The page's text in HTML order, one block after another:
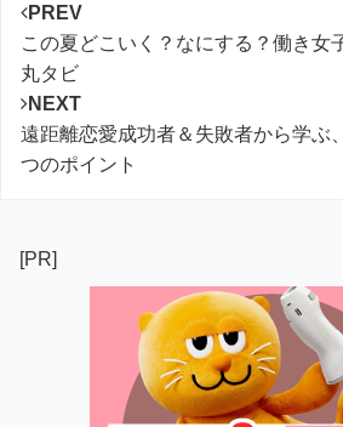
PREV
この夏どこいく？なにする？働き女
丸タビ
NEXT
遠距離恋愛成功者＆失敗者から学ぶ
つのポイント
[PR]